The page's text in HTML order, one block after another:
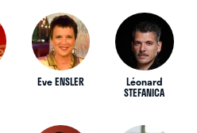
Eve ENSLER Léonard
STEFANICA